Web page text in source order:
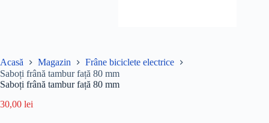
Acasă Magazin
Frâne biciclete electrice
Saboți frână tambur față 80 mm
Saboți frână tambur față 80 mm
30,00 lei